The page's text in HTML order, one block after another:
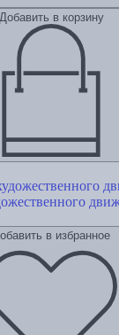
Добавить в корзину
в избранное